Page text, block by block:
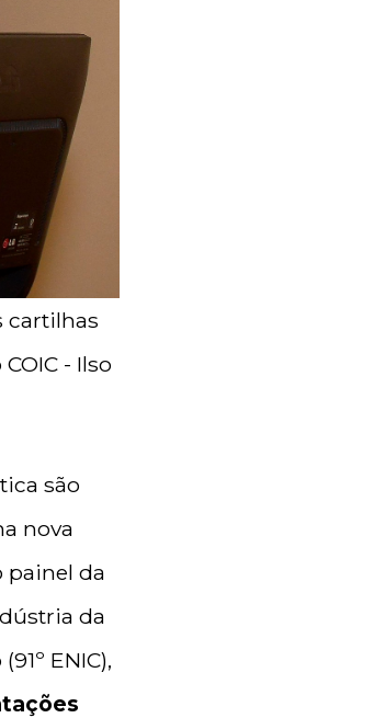
cartilhas
- Ilso
são
nova
painel da
da
ENIC),